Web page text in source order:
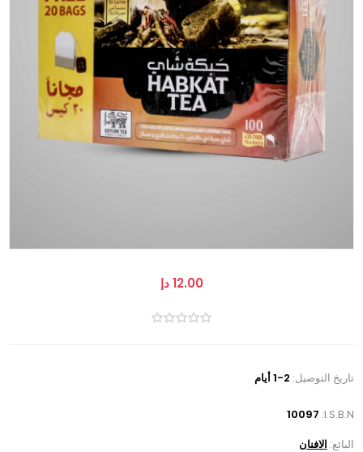
12.00 دإ
تاريخ التوصيل: 1-2 أيام
I.S.B.N:
10097
البائع: الافنان